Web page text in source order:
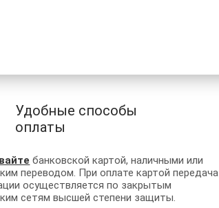
Удобные способы
оплаты
банковской картой, наличными или
переводом. При оплате картой передача
осуществляется по закрытым
сетям высшей степени защиты.